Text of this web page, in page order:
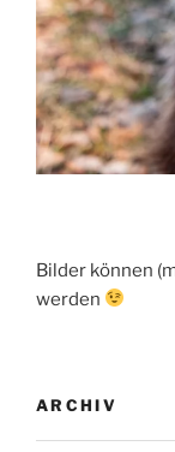
Bilder können
werden
ARCHIV